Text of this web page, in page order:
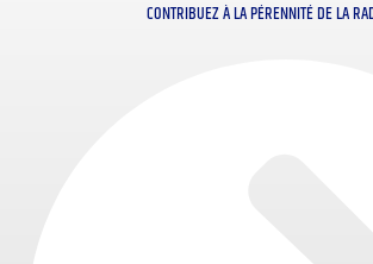
CONTRIBUEZ À LA PÉRENNITÉ DE LA